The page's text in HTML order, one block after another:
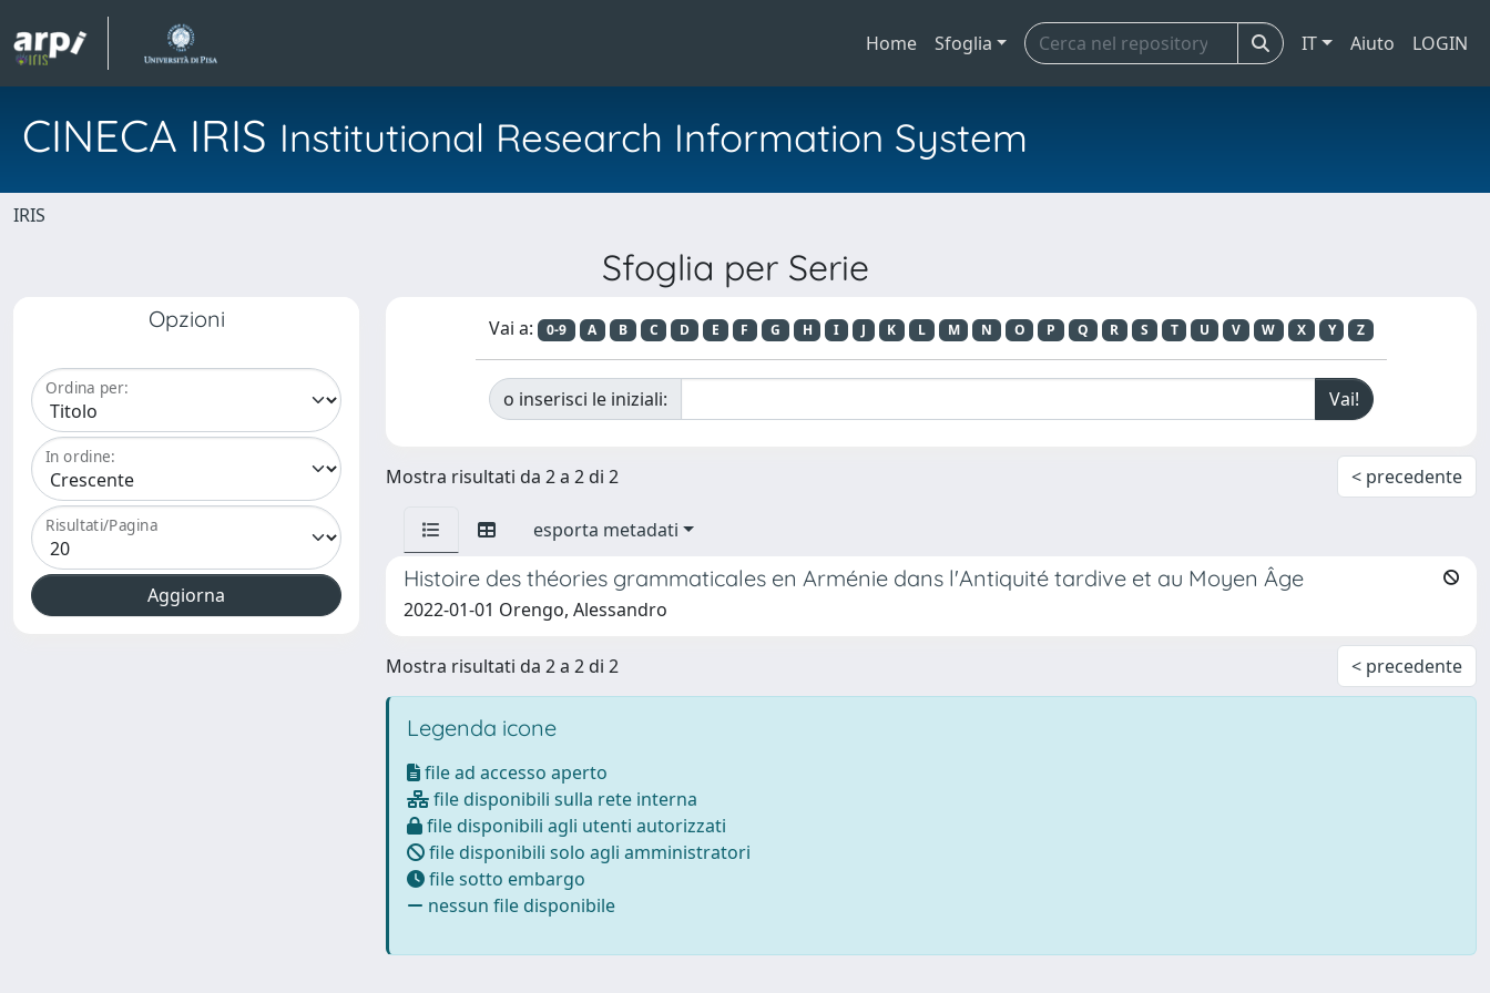
Home Sfoglia IT Aiuto LOGIN
CINECA IRIS Institutional Research Information System
IRIS
Sfoglia per Serie
Opzioni
Ordina per:
In ordine:
Risultati/Pagina
Vai a: 0-9 A B C D E F G H I J K L M N O P Q R S T U V W X Y Z
o inserisci le iniziali:
Mostra risultati da 2 a 2 di 2 < precedente
esporta metadati
Histoire des théories grammaticales en Arménie dans l'Antiquité tardive et au Moyen Âge
2022-01-01 Orengo, Alessandro
Mostra risultati da 2 a 2 di 2 < precedente
Legenda icone
file ad accesso aperto
file disponibili sulla rete interna
file disponibili agli utenti autorizzati
file disponibili solo agli amministratori
file sotto embargo
nessun file disponibile